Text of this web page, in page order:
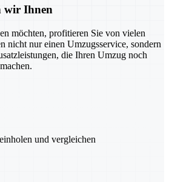
wir Ihnen
möchten, profitieren Sie von vielen
nicht nur einen Umzugsservice, sondern
die Ihren Umzug noch
und vergleichen